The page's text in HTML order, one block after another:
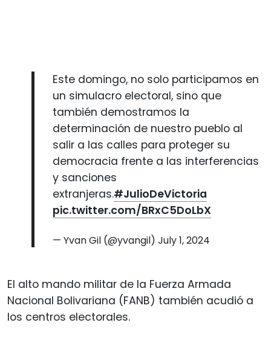
Este domingo, no solo participamos en
un simulacro electoral, sino que
también demostramos la
determinación de nuestro pueblo al
salir a las calles para proteger su
democracia frente a las interferencias
y sanciones
extranjeras.#JulioDeVictoria
pic.twitter.com/BRxC5DoLbX
— Yvan Gil (@yvangil) July 1, 2024
El alto mando militar de la Fuerza Armada
Nacional Bolivariana (FANB) también acudió a
los centros electorales.